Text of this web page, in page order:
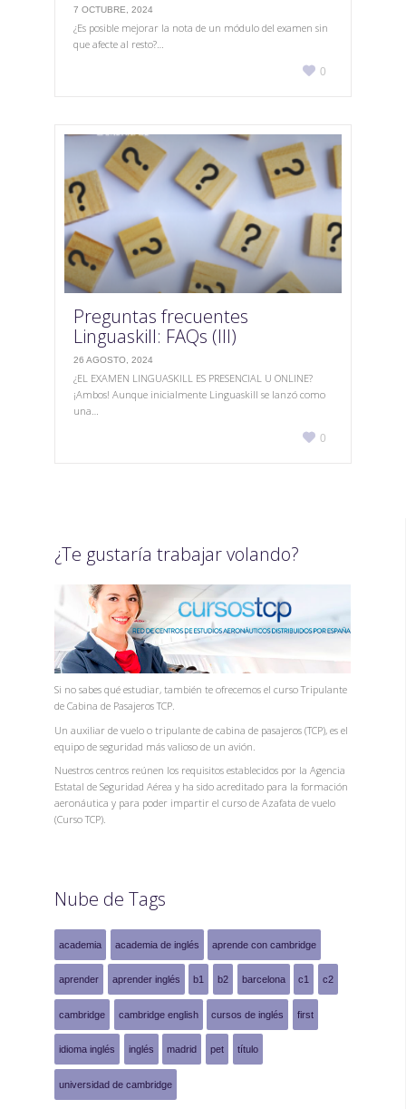
7 OCTUBRE, 2024
¿Es posible mejorar la nota de un módulo del examen sin
que afecte al resto?…
Love
0
Preguntas frecuentes
Linguaskill: FAQs (III)
26 AGOSTO, 2024
¿EL EXAMEN LINGUASKILL ES PRESENCIAL U ONLINE?
¡Ambos! Aunque inicialmente Linguaskill se lanzó como
una…
Love
0
¿Te gustaría trabajar volando?
Si no sabes qué estudiar, también te ofrecemos el curso Tripulante
de Cabina de Pasajeros TCP.
Un auxiliar de vuelo o tripulante de cabina de pasajeros (TCP), es el
equipo de seguridad más valioso de un avión.
Nuestros centros reúnen los requisitos establecidos por la Agencia
Estatal de Seguridad Aérea y ha sido acreditado para la formación
aeronáutica y para poder impartir el curso de Azafata de vuelo
(Curso TCP).
Nube de Tags
academia academia de inglés aprende con cambridge
aprender aprender inglés b1 b2 barcelona c1 c2
cambridge cambridge english cursos de inglés first
idioma inglés inglés madrid pet título
universidad de cambridge